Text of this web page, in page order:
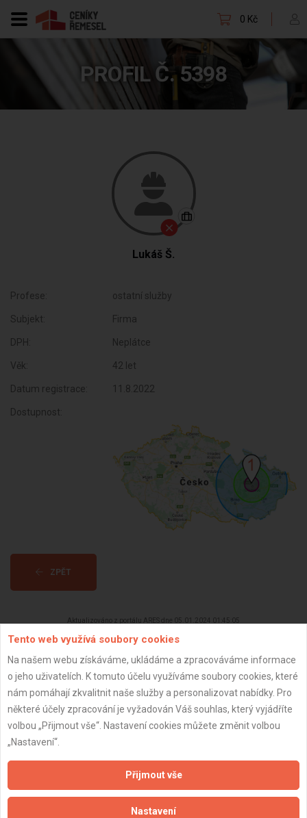
0 Kč
PROFIL Č. 5398
Lukáš Š.
Profese: ostatní služby
Subjekt: Firma
DPH: Neplátce
Věk: 42 let
Datum registrace: 11.8.2022
Dostupnost:
ZPĚT
Aktualizováno z portálu ARES dne 05.01.2024 01:45:05
Důležité informace
Naše firmy a řemeslníci
Zásady pro používání souborů cookie
Obchodní podmínky (zprostředkování)
Obchodní podmínky (rozpočtování)
Reference
Tento web využívá soubory cookies
Na našem webu získáváme, ukládáme a zpracováváme informace
o jeho uživatelích. K tomuto účelu využíváme soubory cookies, které
nám pomáhají zkvalitnit naše služby a personalizovat nabídky. Pro
některé účely zpracování je vyžadován Váš souhlas, který vyjádříte
volbou „Přijmout vše“. Nastavení cookies můžete změnit volbou
„Nastavení“.
Přijmout vše
Nastavení